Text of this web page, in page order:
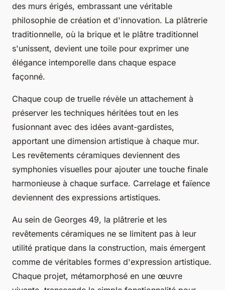
des murs érigés, embrassant une véritable
philosophie de création et d'innovation. La plâtrerie
traditionnelle, où la brique et le plâtre traditionnel
s'unissent, devient une toile pour exprimer une
élégance intemporelle dans chaque espace
façonné.
Chaque coup de truelle révèle un attachement à
préserver les techniques héritées tout en les
fusionnant avec des idées avant-gardistes,
apportant une dimension artistique à chaque mur.
Les revêtements céramiques deviennent des
symphonies visuelles pour ajouter une touche finale
harmonieuse à chaque surface. Carrelage et faïence
deviennent des expressions artistiques.
Au sein de Georges 49, la plâtrerie et les
revêtements céramiques ne se limitent pas à leur
utilité pratique dans la construction, mais émergent
comme de véritables formes d'expression artistique.
Chaque projet, métamorphosé en une œuvre